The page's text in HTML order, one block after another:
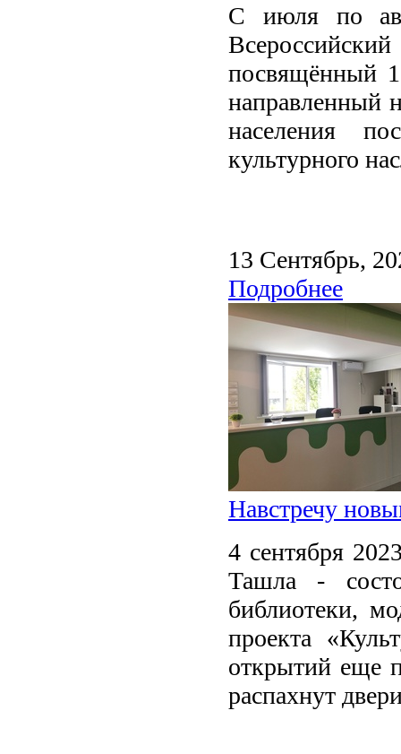
С июля по
посвящённый
направленный
населения
культурного
13 Сентябрь,
Подробнее
Навстречу
4 сентября
Ташла -
библиотеки,
проекта
открытий еще
распахнут